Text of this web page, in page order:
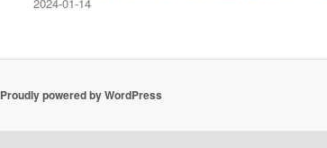
Proudly powered by WordPress